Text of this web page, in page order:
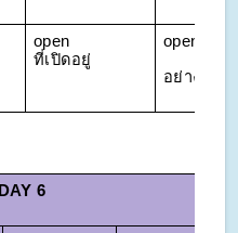
open
ที่เปิดอยู่
openly
อย่างเปิดเ
DAY 6